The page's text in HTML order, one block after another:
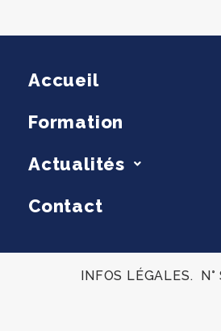
Accueil
Formation
Actualités
Contact
INFOS LÉGALES.